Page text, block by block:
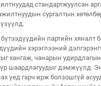
стандартжуулсан
сургалтын
партийн хяналт
хэрэглээний
хангаж, чанарын
шаардлагуудыг дэмжүүлд.
үед гарч ирж болзошгүй